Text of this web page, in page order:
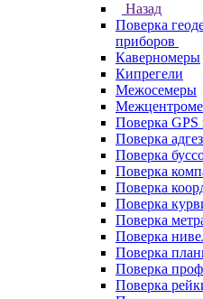
Назад
Поверка
приборов
Каверномеры
Кипрегели
Межосемеры
Поверка
Поверка
Поверка
Поверка
Поверка
Поверка
Поверка
Поверка
Поверка
Поверка
Поверка